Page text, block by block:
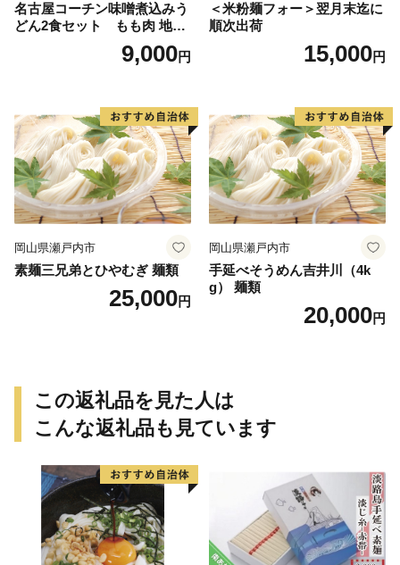
名古屋コーチン味噌煮込みう
どん2食セット もも肉 地鶏
9,000円
＜米粉麺フォー＞翌月末迄に
順次出荷
15,000円
岡山県瀬戸内市
素麺三兄弟とひやむぎ 麺類
25,000円
岡山県瀬戸内市
手延べそうめん吉井川（4k
g） 麺類
20,000円
この返礼品を見た人は
こんな返礼品も見ています